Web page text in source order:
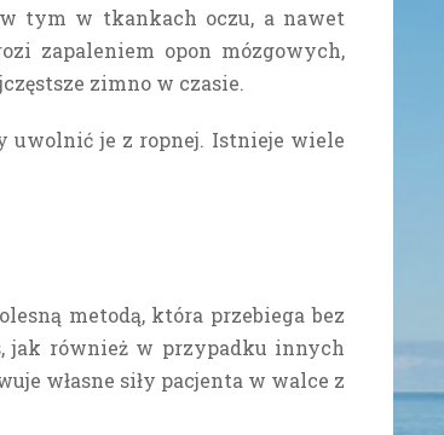
tym w tkankach oczu, a nawet
zapaleniem opon mózgowych,
zimno w czasie.
uwolnić je z ropnej. Istnieje wiele
metodą, która przebiega bez
jak również w przypadku innych
własne siły pacjenta w walce z